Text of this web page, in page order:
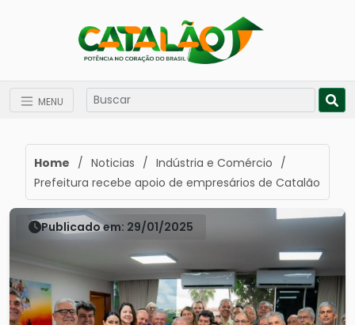
MENU
Home / Noticias / Indústria e Comércio /
Prefeitura recebe apoio de empresários de Catalão
Publicado em: 29/01/2025